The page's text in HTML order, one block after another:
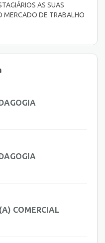
AS SUAS
MERCADO DE TRABALHO
COMERCIAL